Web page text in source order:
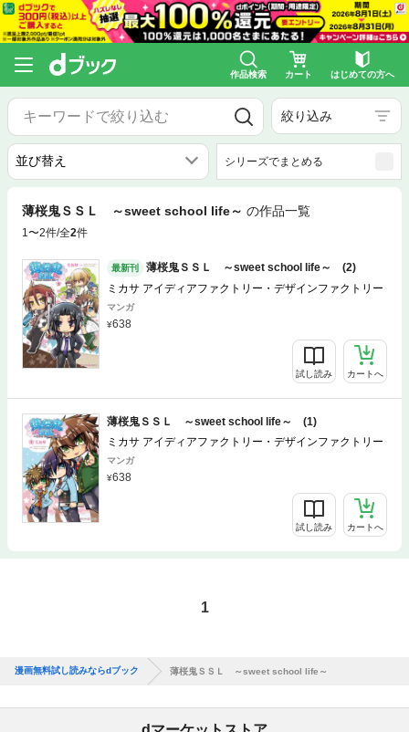
作品検索 カート はじめての方へ
絞り込み
シリーズでまとめる
薄桜鬼ＳＳＬ ～sweet school life～ の作品一覧
1〜2件/全2件
最新刊
薄桜鬼ＳＳＬ ～sweet school life～ (2)
ミカサ アイディアファクトリー・デザインファクトリー
マンガ
638
試し読み カートへ
薄桜鬼ＳＳＬ ～sweet school life～ (1)
ミカサ アイディアファクトリー・デザインファクトリー
マンガ
638
試し読み カートへ
1
漫画無料試し読みならdブック 薄桜鬼ＳＳＬ ～sweet school life～